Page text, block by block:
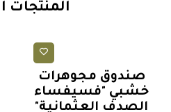
المنتجات
صندوق مجوهرات
خشبي "فسيفساء
الصدف العثمانية"